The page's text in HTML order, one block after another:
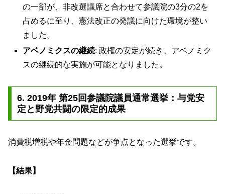
の一部が、非改選議席と合わせて参議院の3分の2を
占めるに至り、憲法改正の発議に向けた環境が整い
ました。
アベノミクスの継続: 政権の安定が続き、アベノミク
スの継続的な実施が可能となりました。
6. 2019年 第25回参議院議員通常選挙：与党安
定と野党共闘の限定的成果
消費税増税や年金問題などが争点となった選挙です。
【結果】